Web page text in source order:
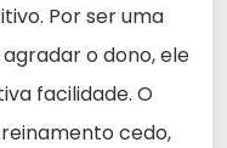
Por ser uma
o dono, ele
facilidade. O
cedo,